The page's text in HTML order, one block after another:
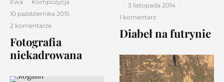
Ewa · Kompozycja ·
10 października 2015 ·
2 komentarze
Fotografia
niekadrowana
· 3 listopada 2014 ·
1 komentarz
Diabeł na futrynie